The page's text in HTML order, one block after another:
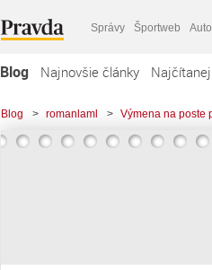
Správy Športweb Auto
Blog Najnovšie články
Blog > romanlaml > Výmena na poste